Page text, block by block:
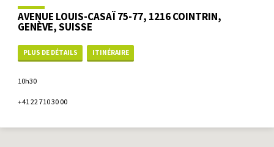
AVENUE LOUIS-CASAÏ 75-77, 1216 COINTRIN,
GENÈVE, SUISSE
PLUS DE DÉTAILS ITINÉRAIRE
10h30
+41 22 710 30 00